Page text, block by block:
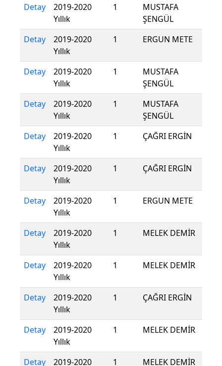
Detay
2019-2020
Yıllık
1
MUSTAFA
ŞENGÜL
Detay
2019-2020
Yıllık
1 ERGUN METE
Detay
2019-2020
Yıllık
1
MUSTAFA
ŞENGÜL
Detay
2019-2020
Yıllık
1
MUSTAFA
ŞENGÜL
Detay
2019-2020
Yıllık
1 ÇAĞRI ERGİN
Detay
2019-2020
Yıllık
1 ÇAĞRI ERGİN
Detay
2019-2020
Yıllık
1 ERGUN METE
Detay
2019-2020
Yıllık
1 MELEK DEMİR
Detay
2019-2020
Yıllık
1 MELEK DEMİR
Detay
2019-2020
Yıllık
1 ÇAĞRI ERGİN
Detay
2019-2020
Yıllık
1 MELEK DEMİR
Detay
2019-2020
1 MELEK DEMİR